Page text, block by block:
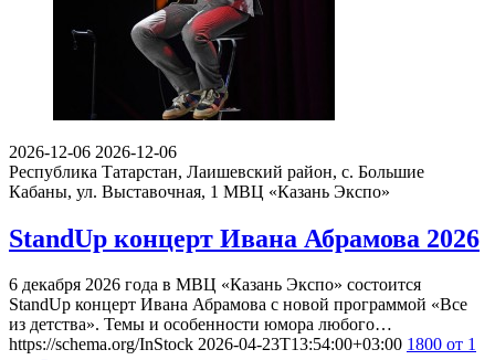
2026-12-06 2026-12-06
Республика Татарстан, Лаишевский район, с. Большие
Кабаны, ул. Выставочная, 1 МВЦ «Казань Экспо»
StandUp концерт Ивана Абрамова 2026
6 декабря 2026 года в МВЦ «Казань Экспо» состоится
StandUp концерт Ивана Абрамова с новой программой «Все
из детства». Темы и особенности юмора любого…
https://schema.org/InStock 2026-04-23T13:54:00+03:00 1800 от 1